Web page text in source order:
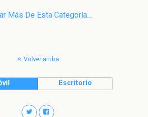
Más De Esta Categoría…
Volver arriba
Escritorio